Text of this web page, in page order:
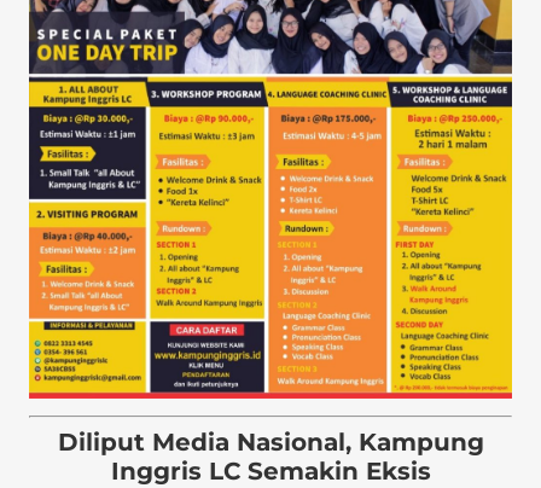
Diliput Media Nasional, Kampung
Inggris LC Semakin Eksis